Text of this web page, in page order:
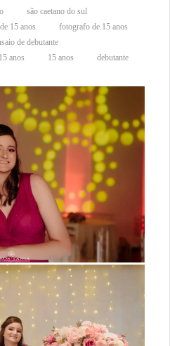
são caetano do sul
15 anos
fotografo de 15 anos
de debutante
anos 15 anos debutante